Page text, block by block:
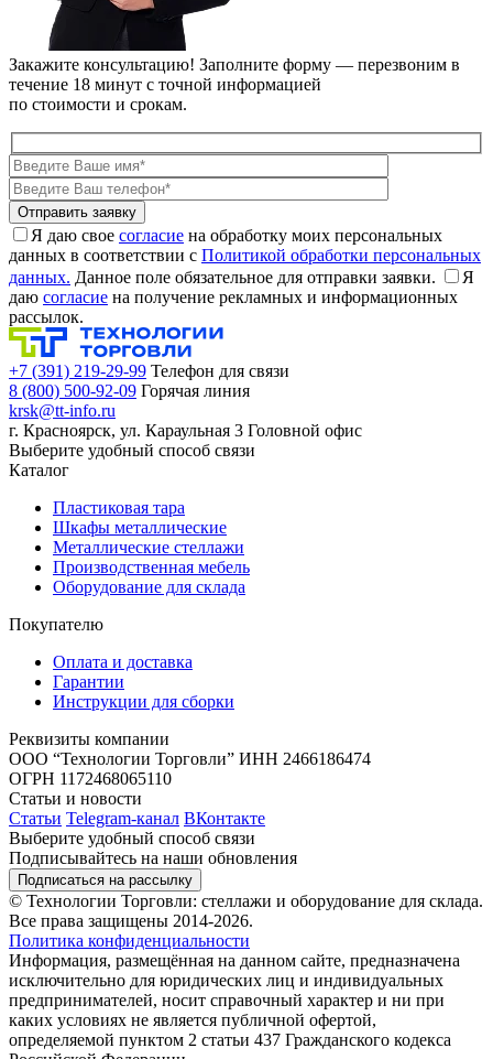
Закажите консультацию! Заполните форму — перезвоним в
течение 18 минут с точной информацией
по стоимости и срокам.
Я даю свое согласие на обработку моих персональных
данных в соответствии с Политикой обработки персональных
данных. Данное поле обязательное для отправки заявки.
Я
даю согласие на получение рекламных и информационных
рассылок.
+7 (391) 219-29-99 Телефон для связи
8 (800) 500-92-09 Горячая линия
krsk@tt-info.ru
г. Красноярск, ул. Караульная 3 Головной офис
Выберите удобный способ связи
Каталог
Пластиковая тара
Шкафы металлические
Металлические стеллажи
Производственная мебель
Оборудование для склада
Покупателю
Оплата и доставка
Гарантии
Инструкции для сборки
Реквизиты компании
ООО “Технологии Торговли” ИНН 2466186474
ОГРН 1172468065110
Статьи и новости
Статьи Telegram-канал ВКонтакте
Выберите удобный способ связи
Подписывайтесь на наши обновления
Подписаться на рассылку
© Технологии Торговли: стеллажи и оборудование для склада.
Все права защищены 2014-2026.
Политика конфиденциальности
Информация, размещённая на данном сайте, предназначена
исключительно для юридических лиц и индивидуальных
предпринимателей, носит справочный характер и ни при
каких условиях не является публичной офертой,
определяемой пунктом 2 статьи 437 Гражданского кодекса